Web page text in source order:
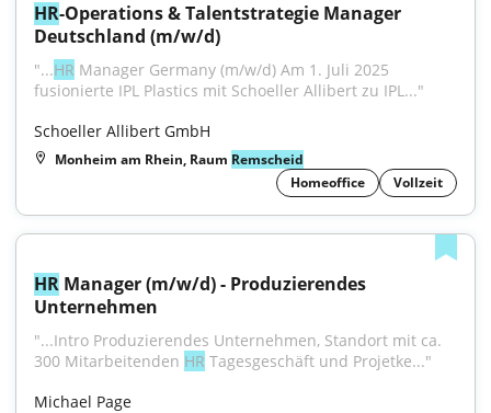
HR-Operations & Talentstrategie Manager
Deutschland (m/w/d)
"...HR Manager Germany (m/w/d) Am 1. Juli 2025
fusionierte IPL Plastics mit Schoeller Allibert zu IPL..."
Schoeller Allibert GmbH
Monheim am Rhein, Raum Remscheid
Homeoffice
Vollzeit
HR Manager (m/w/d) - Produzierendes
Unternehmen
"...Intro Produzierendes Unternehmen, Standort mit ca.
300 Mitarbeitenden HR Tagesgeschäft und Projetke..."
Michael Page